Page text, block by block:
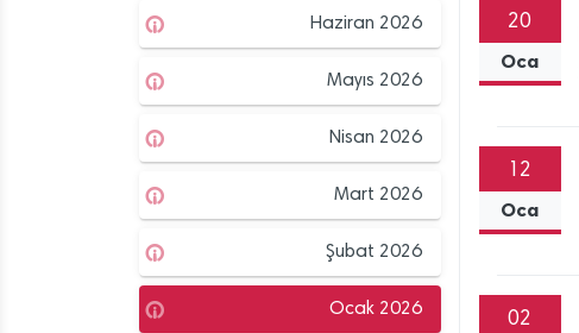
Haziran 2026
Mayıs 2026
Nisan 2026
Mart 2026
Şubat 2026
Ocak 2026
20
Oca
12
Oca
02